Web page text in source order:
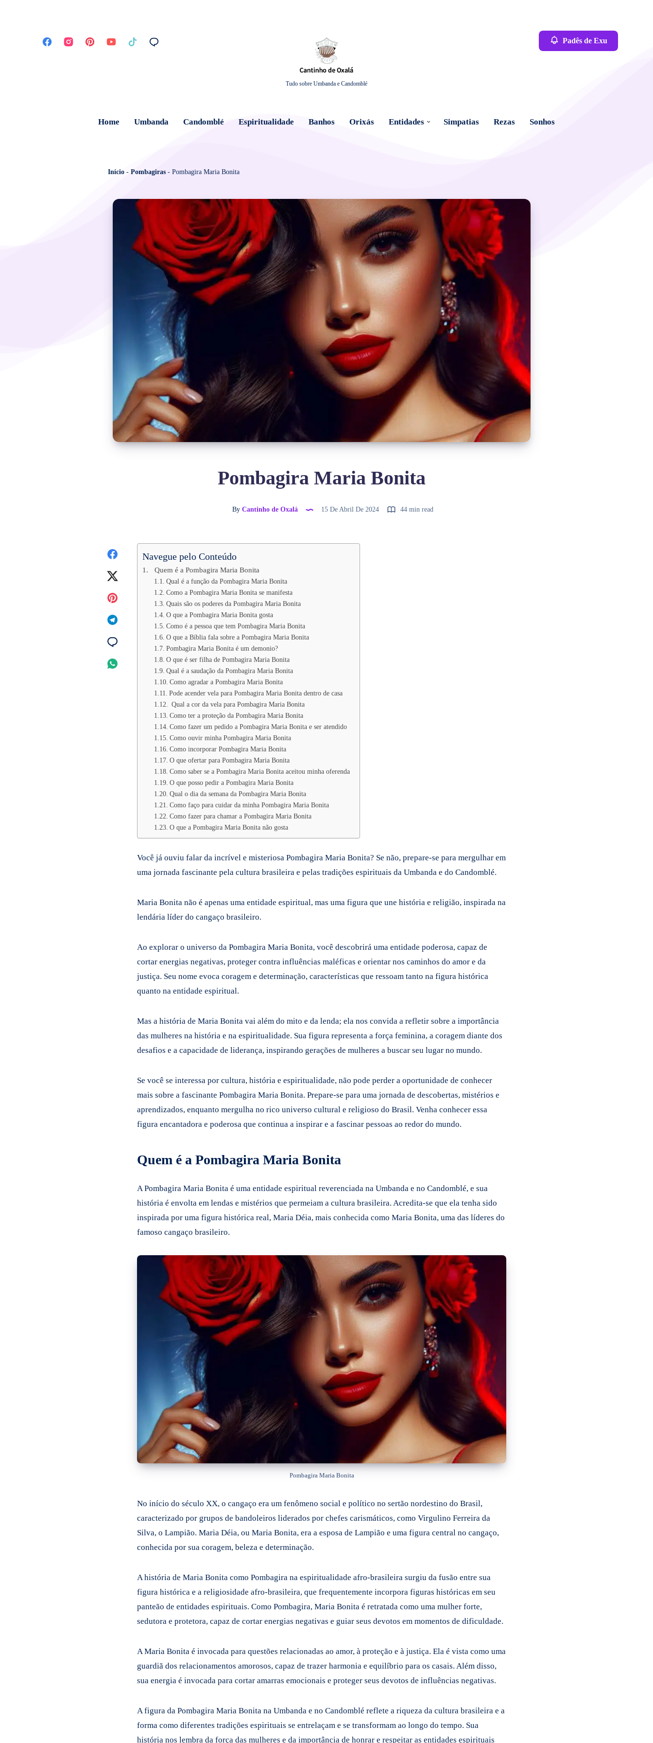
Tudo sobre Umbanda e Candomblé
Home Umbanda Candomblé Espiritualidade Banhos Orixás Entidades Simpatias Rezas Sonhos
Padês de Exu
Início - Pombagiras - Pombagira Maria Bonita
Pombagira Maria Bonita
By Cantinho de Oxalá 15 De Abril De 2024 44 min read
Navegue pelo Conteúdo
Quem é a Pombagira Maria Bonita
Qual é a função da Pombagira Maria Bonita
Como a Pombagira Maria Bonita se manifesta
Quais são os poderes da Pombagira Maria Bonita
O que a Pombagira Maria Bonita gosta
Como é a pessoa que tem Pombagira Maria Bonita
O que a Bíblia fala sobre a Pombagira Maria Bonita
Pombagira Maria Bonita é um demonio?
O que é ser filha de Pombagira Maria Bonita
Qual é a saudação da Pombagira Maria Bonita
Como agradar a Pombagira Maria Bonita
Pode acender vela para Pombagira Maria Bonita dentro de casa
Qual a cor da vela para Pombagira Maria Bonita
Como ter a proteção da Pombagira Maria Bonita
Como fazer um pedido a Pombagira Maria Bonita e ser atendido
Como ouvir minha Pombagira Maria Bonita
Como incorporar Pombagira Maria Bonita
O que ofertar para Pombagira Maria Bonita
Como saber se a Pombagira Maria Bonita aceitou minha oferenda
O que posso pedir a Pombagira Maria Bonita
Qual o dia da semana da Pombagira Maria Bonita
Como faço para cuidar da minha Pombagira Maria Bonita
Como fazer para chamar a Pombagira Maria Bonita
O que a Pombagira Maria Bonita não gosta
Você já ouviu falar da incrível e misteriosa Pombagira Maria Bonita? Se não, prepare-se para mergulhar em
uma jornada fascinante pela cultura brasileira e pelas tradições espirituais da Umbanda e do Candomblé.
Maria Bonita não é apenas uma entidade espiritual, mas uma figura que une história e religião, inspirada na
lendária líder do cangaço brasileiro.
Ao explorar o universo da Pombagira Maria Bonita, você descobrirá uma entidade poderosa, capaz de
cortar energias negativas, proteger contra influências maléficas e orientar nos caminhos do amor e da
justiça. Seu nome evoca coragem e determinação, características que ressoam tanto na figura histórica
quanto na entidade espiritual.
Mas a história de Maria Bonita vai além do mito e da lenda; ela nos convida a refletir sobre a importância
das mulheres na história e na espiritualidade. Sua figura representa a força feminina, a coragem diante dos
desafios e a capacidade de liderança, inspirando gerações de mulheres a buscar seu lugar no mundo.
Se você se interessa por cultura, história e espiritualidade, não pode perder a oportunidade de conhecer
mais sobre a fascinante Pombagira Maria Bonita. Prepare-se para uma jornada de descobertas, mistérios e
aprendizados, enquanto mergulha no rico universo cultural e religioso do Brasil. Venha conhecer essa
figura encantadora e poderosa que continua a inspirar e a fascinar pessoas ao redor do mundo.
Quem é a Pombagira Maria Bonita
A Pombagira Maria Bonita é uma entidade espiritual reverenciada na Umbanda e no Candomblé, e sua
história é envolta em lendas e mistérios que permeiam a cultura brasileira. Acredita-se que ela tenha sido
inspirada por uma figura histórica real, Maria Déia, mais conhecida como Maria Bonita, uma das líderes do
famoso cangaço brasileiro.
Pombagira Maria Bonita
No início do século XX, o cangaço era um fenômeno social e político no sertão nordestino do Brasil,
caracterizado por grupos de bandoleiros liderados por chefes carismáticos, como Virgulino Ferreira da
Silva, o Lampião. Maria Déia, ou Maria Bonita, era a esposa de Lampião e uma figura central no cangaço,
conhecida por sua coragem, beleza e determinação.
A história de Maria Bonita como Pombagira na espiritualidade afro-brasileira surgiu da fusão entre sua
figura histórica e a religiosidade afro-brasileira, que frequentemente incorpora figuras históricas em seu
panteão de entidades espirituais. Como Pombagira, Maria Bonita é retratada como uma mulher forte,
sedutora e protetora, capaz de cortar energias negativas e guiar seus devotos em momentos de dificuldade.
A Maria Bonita é invocada para questões relacionadas ao amor, à proteção e à justiça. Ela é vista como uma
guardiã dos relacionamentos amorosos, capaz de trazer harmonia e equilíbrio para os casais. Além disso,
sua energia é invocada para cortar amarras emocionais e proteger seus devotos de influências negativas.
A figura da Pombagira Maria Bonita na Umbanda e no Candomblé reflete a riqueza da cultura brasileira e a
forma como diferentes tradições espirituais se entrelaçam e se transformam ao longo do tempo. Sua
história nos lembra da força das mulheres e da importância de honrar e respeitar as entidades espirituais